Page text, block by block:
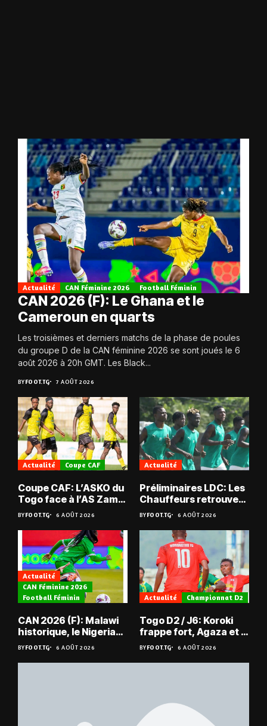
Actualité CAN Féminine 2026 Football Féminin
CAN 2026 (F): Le Ghana et le
Cameroun en quarts
Les troisièmes et derniers matchs de la phase de poules
du groupe D de la CAN féminine 2026 se sont joués le 6
août 2026 à 20h GMT. Les Black...
BYFOOT.TG 7 AOÛT 2026
Actualité Coupe CAF
Coupe CAF: L’ASKO du
Togo face à l’AS Zam
du Niger
BYFOOT.TG 6 AOÛT 2026
Actualité
Préliminaires LDC: Les
Chauffeurs retrouvent
les Mimos
BYFOOT.TG 6 AOÛT 2026
Actualité
CAN Féminine 2026
Football Féminin
CAN 2026 (F): Malawi
historique, le Nigeria
sauvé, la Zambie
éliminée
BYFOOT.TG 6 AOÛT 2026
Actualité Championnat D2
Togo D2 / J6: Koroki
frappe fort, Agaza et la
JCA assurent,
suspense avant Sara
FC – Doumbé FC
BYFOOT.TG 6 AOÛT 2026